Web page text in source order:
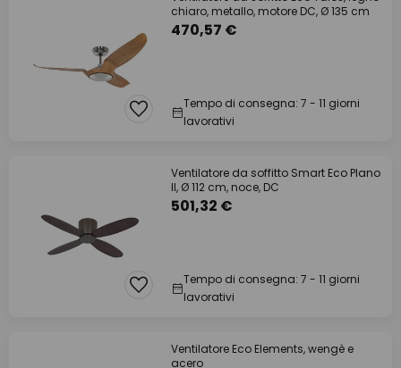
chiaro, metallo, motore DC, Ø 135 cm
470,57 €
Tempo di consegna: 7 - 11 giorni
lavorativi
Ventilatore da soffitto Smart Eco Plano
II, Ø 112 cm, noce, DC
501,32 €
Tempo di consegna: 7 - 11 giorni
lavorativi
Ventilatore Eco Elements, wengè e
acero